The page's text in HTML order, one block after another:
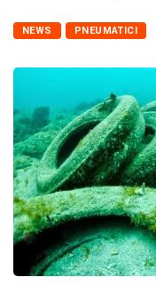
NEWS PNEUMATICI